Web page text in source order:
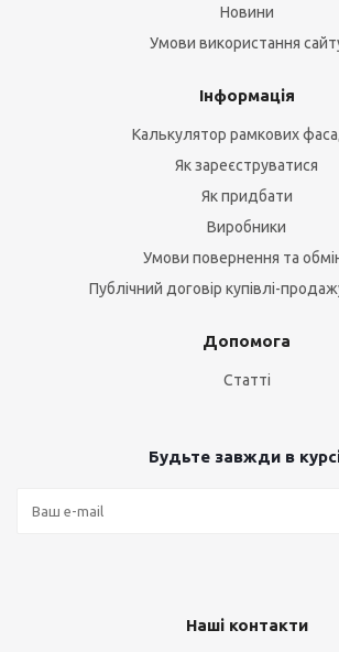
Новини
Умови використання
Інформація
Калькулятор рамкових
Як зареєструватися
Як придбати
Виробники
Умови повернення та
Публічний договір купівлі-
Допомога
Статті
Будьте завжди в
Наші контакти